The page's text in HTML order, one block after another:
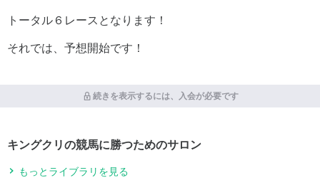
トータル６レースとなります！
それでは、予想開始です！
続きを表示するには、入会が必要です
キングクリの競馬に勝つためのサロン
もっとライブラリを見る